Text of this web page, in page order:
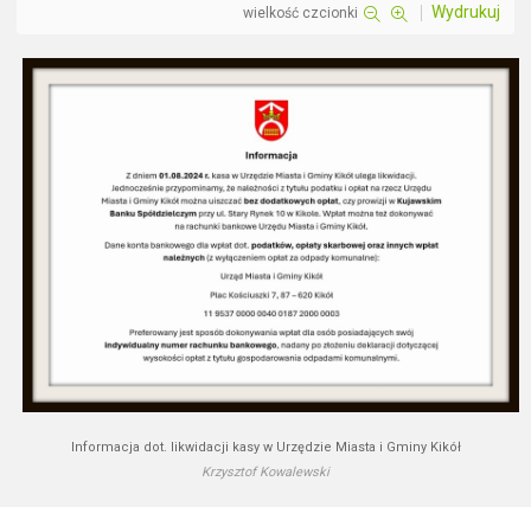
wielkość czcionki Wydrukuj
Informacja dot. likwidacji kasy w Urzędzie Miasta i Gminy Kikół
Krzysztof Kowalewski